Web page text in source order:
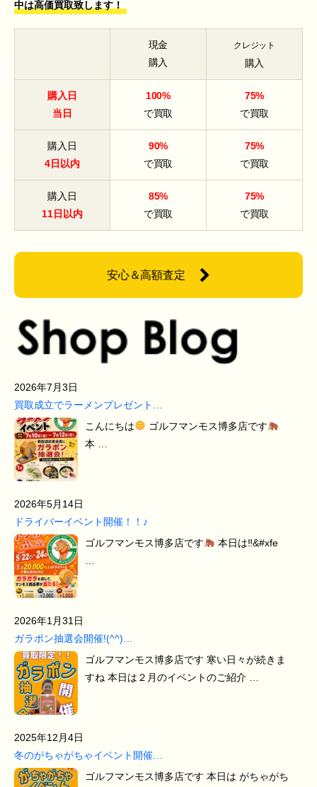
中は高価買取致します！
現金
購入
クレジット
購入
購入日
当日
100%
で買取
75%
で買取
購入日
4日以内
90%
で買取
75%
で買取
購入日
11日以内
85%
で買取
75%
で買取
安心＆高額査定
2026年7月3日
買取成立でラーメンプレゼント…
こんにちは
ゴルフマンモス博多店です
本 …
2026年5月14日
ドライバーイベント開催！！♪
ゴルフマンモス博多店です
本日は‼&#xfe
2026年1月31日
ガラポン抽選会開催!(^^)…
ゴルフマンモス博多店です 寒い日々が続きま
すね 本日は２月のイベントのご紹介 …
2025年12月4日
冬のがちゃがちゃイベント開催…
ゴルフマンモス博多店です 本日は がちゃがち